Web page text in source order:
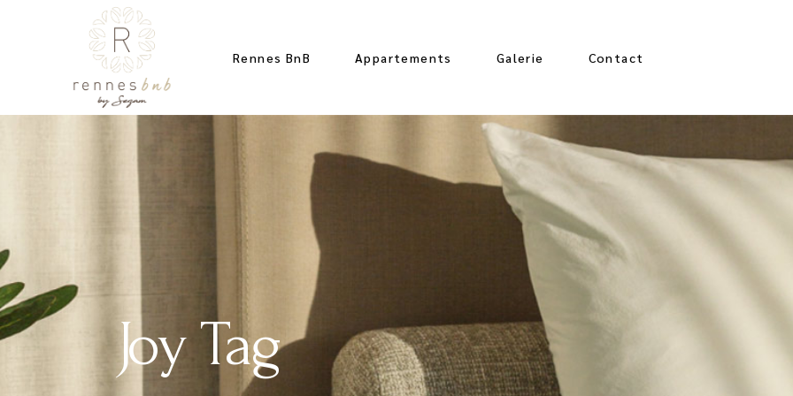
Rennes BnB Appartements Galerie Contact
Joy Tag